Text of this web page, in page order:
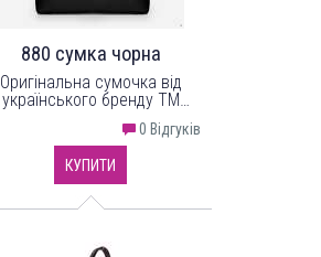
880 сумка чорна
Оригінальна сумочка від
українського бренду ТМ
шкірозамінника.0 Відгуків
КУПИТИ